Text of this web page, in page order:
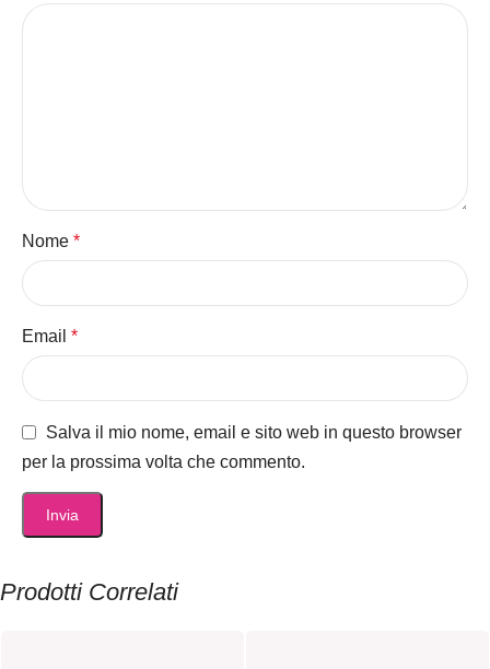
Nome *
Email *
Salva il mio nome, email e sito web in questo browser
per la prossima volta che commento.
Prodotti Correlati